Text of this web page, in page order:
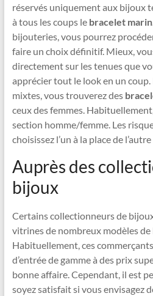
réservés uniquement aux bijoux
à tous les coups le bracelet marin
bijouteries, vous pourrez
faire un choix définitif. Mieux,
directement sur les tenues que
apprécier tout le look en un coup.
mixtes, vous trouverez des
ceux des femmes.
section homme/femme. Les
choisissez l’un à la place de
Auprès des
bijoux
Certains collectionneurs de
vitrines de nombreux modèles de
Habituellement, ces
d’entrée de gamme à des prix
bonne affaire. Cependant, il est
soyez satisfait si vous envisagez